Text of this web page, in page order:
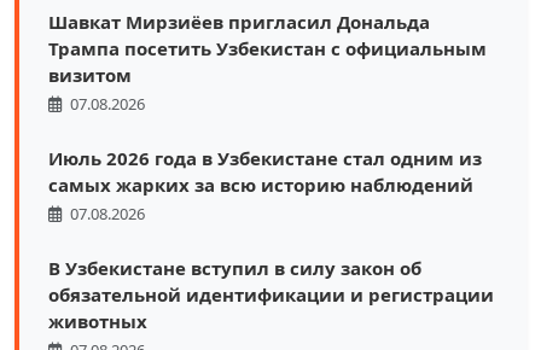
Шавкат Мирзиёев пригласил Дональда
Трампа посетить Узбекистан с официальным
визитом
07.08.2026
Июль 2026 года в Узбекистане стал одним из
самых жарких за всю историю наблюдений
07.08.2026
В Узбекистане вступил в силу закон об
обязательной идентификации и регистрации
животных